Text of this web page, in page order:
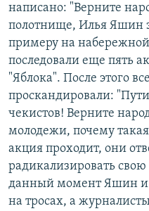
написано: "Верните
полотнище, Илья Яшин
примеру на
последовали еще пять
"Яблока". После этого
проскандировали:
чекистов! Верните
молодежи, почему
акция проходит, они
радикализировать
данный момент Яшин и
на тросах, а